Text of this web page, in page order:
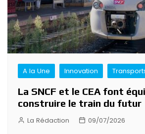
A la Une Innovation
La SNCF et le CEA font
construire le train du futur
La Rédaction 09/07/2026